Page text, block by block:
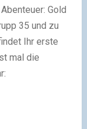
Gold
35 und zu
Ihr erste
mal die